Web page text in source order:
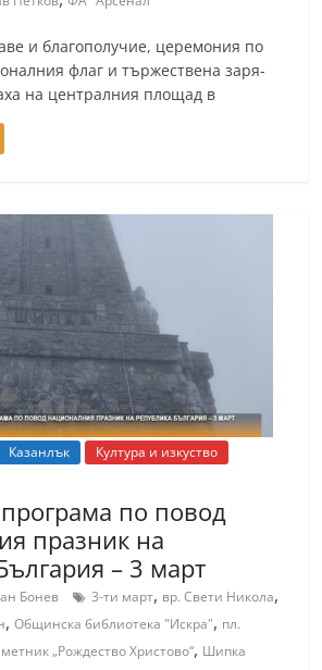
и благополучие, церемония по
флаг и тържествена заря-
на централния площад в
Казанлък
Култура и изкуство
по повод
празник на
– 3 март
Бонев 3-ти март, вр. Свети Никола,
,Общинска библиотека "Искра", пл.
„Рождество Христово“, Шипка